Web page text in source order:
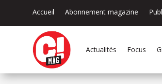
Accueil Abonnement magazine
Actualités Focus